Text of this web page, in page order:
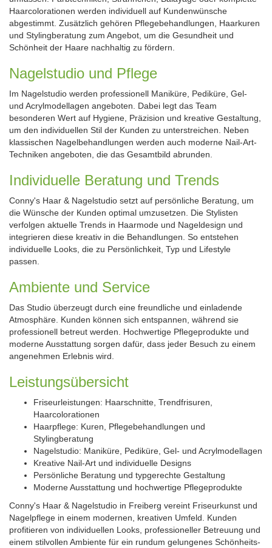
Haarcolorationen werden individuell auf Kundenwünsche
abgestimmt. Zusätzlich gehören Pflegebehandlungen, Haarkuren
und Stylingberatung zum Angebot, um die Gesundheit und
Schönheit der Haare nachhaltig zu fördern.
Nagelstudio und Pflege
Im Nagelstudio werden professionell Maniküre, Pediküre, Gel-
und Acrylmodellagen angeboten. Dabei legt das Team
besonderen Wert auf Hygiene, Präzision und kreative Gestaltung,
um den individuellen Stil der Kunden zu unterstreichen. Neben
klassischen Nagelbehandlungen werden auch moderne Nail-Art-
Techniken angeboten, die das Gesamtbild abrunden.
Individuelle Beratung und Trends
Conny's Haar & Nagelstudio setzt auf persönliche Beratung, um
die Wünsche der Kunden optimal umzusetzen. Die Stylisten
verfolgen aktuelle Trends in Haarmode und Nageldesign und
integrieren diese kreativ in die Behandlungen. So entstehen
individuelle Looks, die zu Persönlichkeit, Typ und Lifestyle
passen.
Ambiente und Service
Das Studio überzeugt durch eine freundliche und einladende
Atmosphäre. Kunden können sich entspannen, während sie
professionell betreut werden. Hochwertige Pflegeprodukte und
moderne Ausstattung sorgen dafür, dass jeder Besuch zu einem
angenehmen Erlebnis wird.
Leistungsübersicht
Friseurleistungen: Haarschnitte, Trendfrisuren,
Haarcolorationen
Haarpflege: Kuren, Pflegebehandlungen und
Stylingberatung
Nagelstudio: Maniküre, Pediküre, Gel- und Acrylmodellagen
Kreative Nail-Art und individuelle Designs
Persönliche Beratung und typgerechte Gestaltung
Moderne Ausstattung und hochwertige Pflegeprodukte
Conny's Haar & Nagelstudio in Freiberg vereint Friseurkunst und
Nagelpflege in einem modernen, kreativen Umfeld. Kunden
profitieren von individuellen Looks, professioneller Betreuung und
einem stilvollen Ambiente für ein rundum gelungenes Schönheits-